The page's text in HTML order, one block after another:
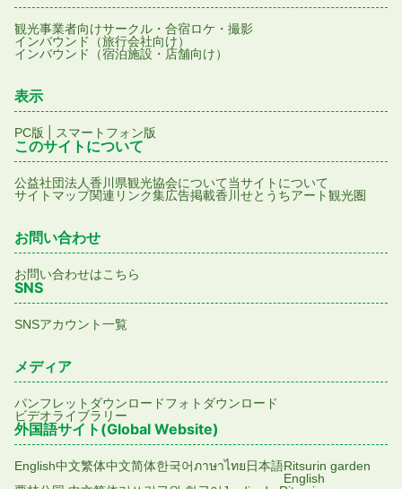
観光事業者向けサークル・合宿ロケ・撮影
インバウンド（旅行会社向け）
インバウンド（宿泊施設・店舗向け）
表示
PC版 スマートフォン版
このサイトについて
公益社団法人香川県観光協会について当サイトについて
サイトマップ関連リンク集広告掲載香川せとうちアート観光圏
お問い合わせ
お問い合わせはこちら
SNS
SNSアカウント一覧
メディア
パンフレットダウンロードフォトダウンロード
ビデオライブラリー
外国語サイト(Global Website)
English中文繁体中文简体한국어ภาษาไทย日本語Ritsurin garden
English